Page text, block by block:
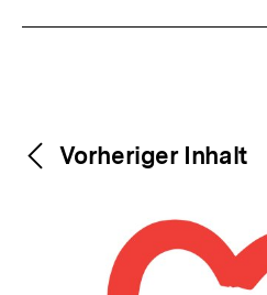
Weitere
Content-
Navigation
Vorheriger Inhalt